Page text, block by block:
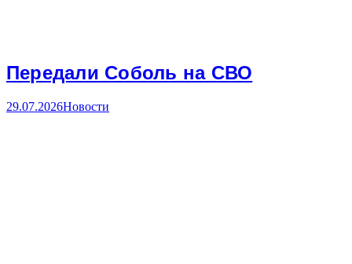
Передали Соболь на СВО
29.07.2026Новости